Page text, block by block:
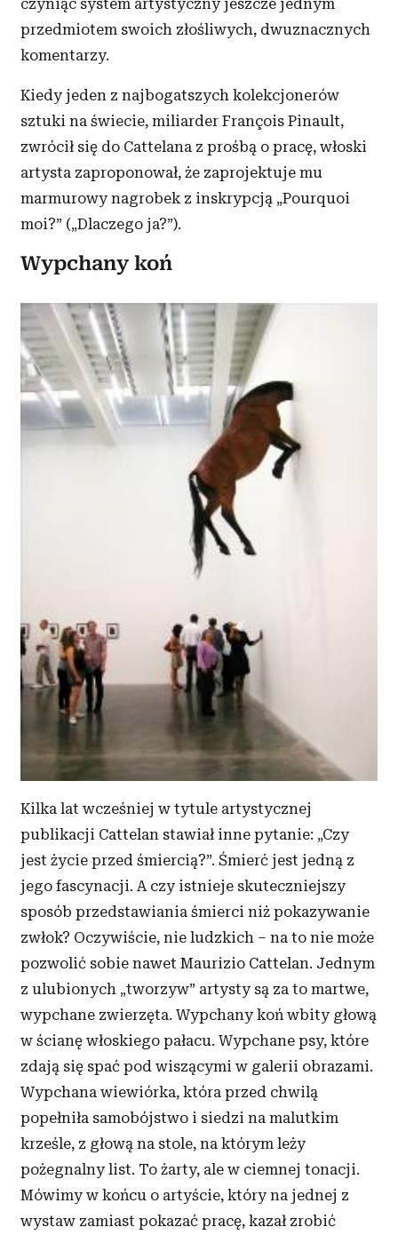
czyniąc system artystyczny jeszcze jednym
przedmiotem swoich złośliwych, dwuznacznych
komentarzy.
Kiedy jeden z najbogatszych kolekcjonerów
sztuki na świecie, miliarder François Pinault,
zwrócił się do Cattelana z prośbą o pracę, włoski
artysta zaproponował, że zaprojektuje mu
marmurowy nagrobek z inskrypcją „Pourquoi
moi?” („Dlaczego ja?”).
Wypchany koń
Kilka lat wcześniej w tytule artystycznej
publikacji Cattelan stawiał inne pytanie: „Czy
jest życie przed śmiercią?”. Śmierć jest jedną z
jego fascynacji. A czy istnieje skuteczniejszy
sposób przedstawiania śmierci niż pokazywanie
zwłok? Oczywiście, nie ludzkich – na to nie może
pozwolić sobie nawet Maurizio Cattelan. Jednym
z ulubionych „tworzyw” artysty są za to martwe,
wypchane zwierzęta. Wypchany koń wbity głową
w ścianę włoskiego pałacu. Wypchane psy, które
zdają się spać pod wiszącymi w galerii obrazami.
Wypchana wiewiórka, która przed chwilą
popełniła samobójstwo i siedzi na malutkim
krześle, z głową na stole, na którym leży
pożegnalny list. To żarty, ale w ciemnej tonacji.
Mówimy w końcu o artyście, który na jednej z
wystaw zamiast pokazać pracę, kazał zrobić